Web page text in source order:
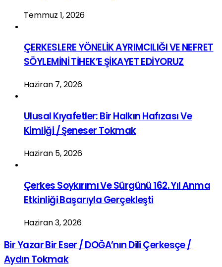
Temmuz 1, 2026
ÇERKESLERE YÖNELİK AYRIMCILIĞI VE NEFRET
SÖYLEMİNİ TİHEK’E ŞİKAYET EDİYORUZ
Haziran 7, 2026
Ulusal Kıyafetler: Bir Halkın Hafızası Ve
Kimliği / Şeneser Tokmak
Haziran 5, 2026
Çerkes Soykırımı Ve Sürgünü 162. Yıl Anma
Etkinliği Başarıyla Gerçekleşti
Haziran 3, 2026
Bir Yazar Bir Eser / DOĞA’nın Dili Çerkesçe /
Aydın Tokmak